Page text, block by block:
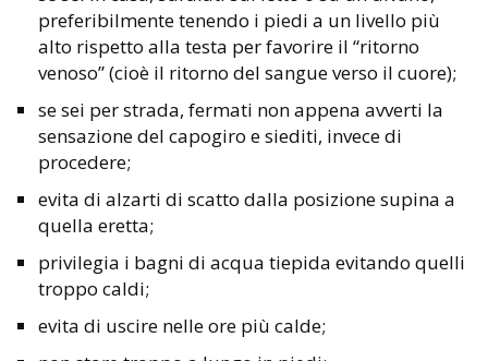
preferibilmente tenendo i piedi a un livello più
alto rispetto alla testa per favorire il “ritorno
venoso” (cioè il ritorno del sangue verso il cuore);
se sei per strada, fermati non appena avverti la
sensazione del capogiro e siediti, invece di
procedere;
evita di alzarti di scatto dalla posizione supina a
quella eretta;
privilegia i bagni di acqua tiepida evitando quelli
troppo caldi;
evita di uscire nelle ore più calde;